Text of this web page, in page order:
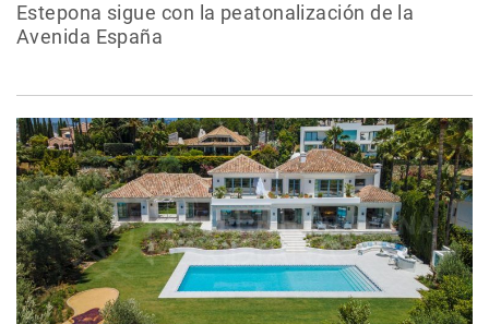
Estepona sigue con la peatonalización de la
Avenida España